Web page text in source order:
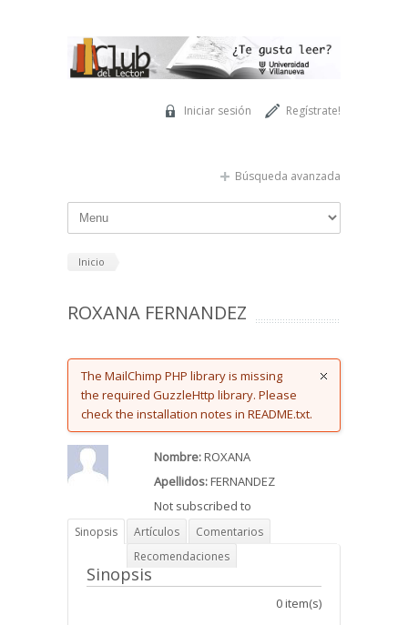
Regístrate!
Iniciar sesión
Búsqueda avanzada
Inicio
ROXANA FERNANDEZ
Error message
The MailChimp PHP library is missing
the required GuzzleHttp library. Please
check the installation notes in README.txt.
Nombre:ROXANA
Apellidos:FERNANDEZ
Not subscribed to
Sinopsis Artículos
Comentarios
Recomendaciones
Sinopsis
0 item(s)